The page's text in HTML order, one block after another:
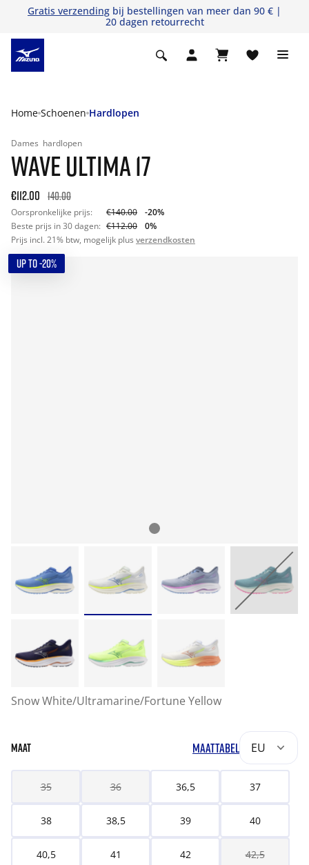
Gratis verzending bij bestellingen van meer dan 90 € |
20 dagen retourrecht
Home Schoenen Hardlopen
Dames hardlopen
WAVE ULTIMA 17
€112.00 140.00
Oorspronkelijke prijs: €140.00
-20%
Beste prijs in 30 dagen: €112.00
0%
Prijs incl. 21% btw, mogelijk plus verzendkosten
UP TO -20%
Snow White/Ultramarine/Fortune Yellow
MAAT MAATTABEL EU
35 36 36,5 37
38 38,5 39 40
40,5 41 42 42,5